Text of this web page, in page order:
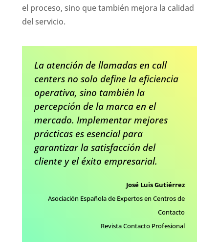
el proceso, sino que también mejora la calidad
del servicio.
La atención de llamadas en call
centers no solo define la eficiencia
operativa, sino también la
percepción de la marca en el
mercado. Implementar mejores
prácticas es esencial para
garantizar la satisfacción del
cliente y el éxito empresarial.
José Luis Gutiérrez
Asociación Española de Expertos en Centros de
Contacto
Revista Contacto Profesional